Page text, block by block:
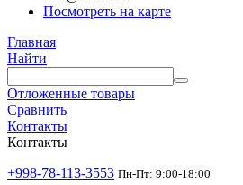
Посмотреть на карте
Главная
Найти
Отложенные товары
Сравнить
Контакты
Контакты
+998-78-113-3553 Пн-Пт: 9:00-18:00